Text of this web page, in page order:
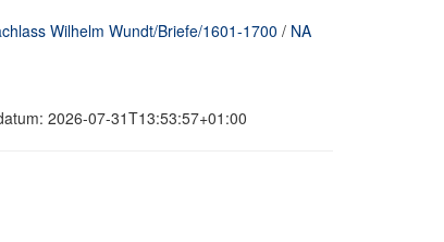
Wilhelm Wundt/Briefe/1601-1700 / NA
2026-07-31T13:53:57+01:00